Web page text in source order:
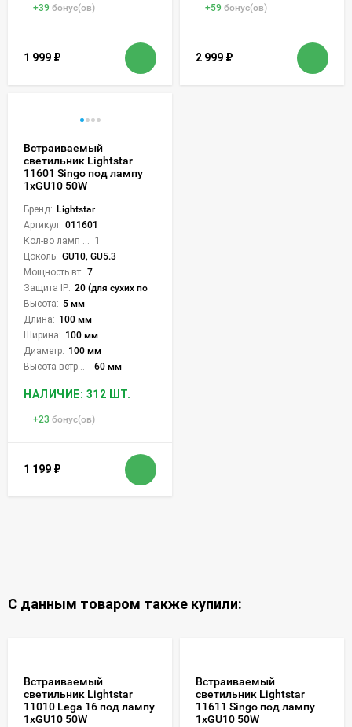
+39 бонус(ов)
1 999 ₽
+59 бонус(ов)
2 999 ₽
Встраиваемый
светильник Lightstar
11601 Singo под лампу
1xGU10 50W
Бренд: Lightstar
Артикул: 011601
1
Цоколь: GU10, GU5.3
Мощность вт: 7
Защита IP: 20 (для сухих пом.)
Высота: 5 мм
Длина: 100 мм
Ширина: 100 мм
Диаметр: 100 мм
60 мм
НАЛИЧИЕ: 312 ШТ.
+23 бонус(ов)
1 199 ₽
С данным товаром также купили:
Встраиваемый
светильник Lightstar
11010 Lega 16 под лампу
1xGU10 50W
Встраиваемый
светильник Lightstar
11611 Singo под лампу
1xGU10 50W